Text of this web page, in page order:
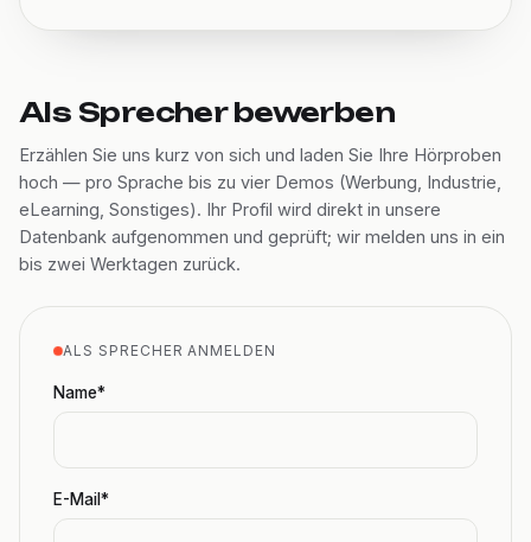
Als Sprecher bewerben
Erzählen Sie uns kurz von sich und laden Sie Ihre Hörproben
hoch — pro Sprache bis zu vier Demos (Werbung, Industrie,
eLearning, Sonstiges). Ihr Profil wird direkt in unsere
Datenbank aufgenommen und geprüft; wir melden uns in ein
bis zwei Werktagen zurück.
ALS SPRECHER ANMELDEN
Name*
E-Mail*